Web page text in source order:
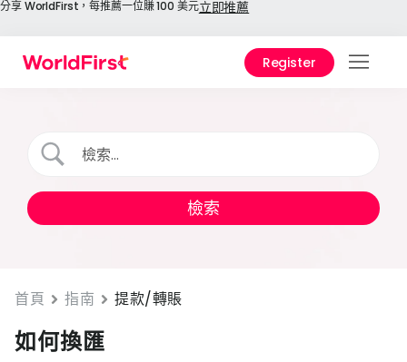
分享 WorldFirst，每推薦一位賺 100 美元立即推薦
Register
境寶
首頁 指南 提款/轉賬
如何換匯